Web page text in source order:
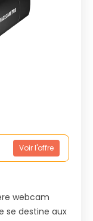
Voir l'offre
webcam
se destine aux